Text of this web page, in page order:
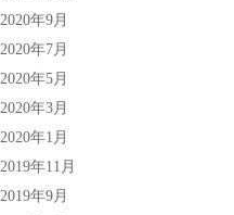
2020年9月
2020年7月
2020年5月
2020年3月
2020年1月
2019年11月
2019年9月